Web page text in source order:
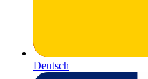
Deutsch